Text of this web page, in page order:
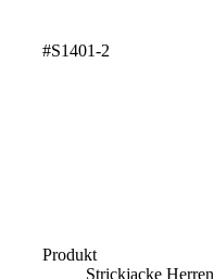
#S1401-2
Produkt
Strickjacke Herren